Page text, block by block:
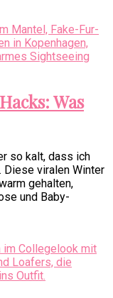
Was
so kalt, dass ich
Diese viralen Winter
gehalten,
und Baby-